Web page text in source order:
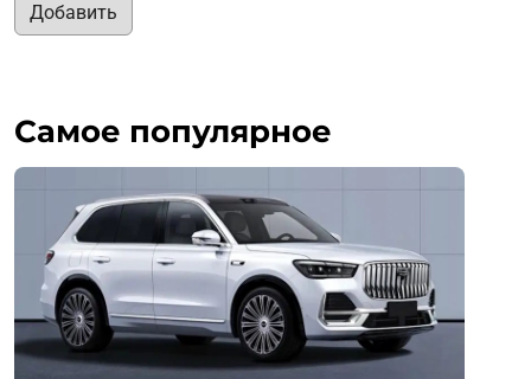
Добавить
Самое популярное